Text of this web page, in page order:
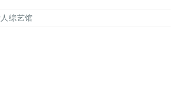
综艺馆